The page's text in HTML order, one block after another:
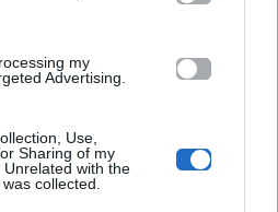
my
Advertising.
Use,
Sharing of my
with the
collected.
σαν τα άδεια τρένα
γίνε θάλασσα μου